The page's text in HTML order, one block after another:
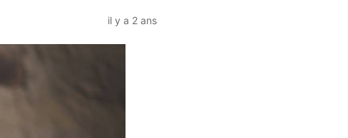
il y a 2 ans